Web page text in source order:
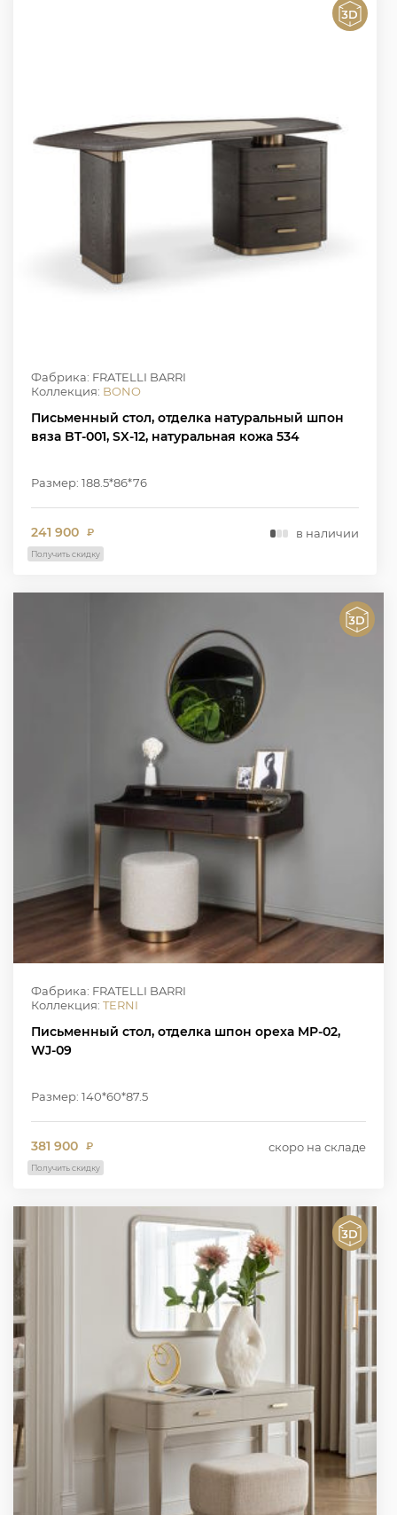
Фабрика: FRATELLI BARRI
Коллекция: BONO
Письменный стол, отделка натуральный шпон
вяза BT-001, SX-12, натуральная кожа 534
Размер: 188.5*86*76
241 900 ₽ в наличии
Получить скидку
Фабрика: FRATELLI BARRI
Коллекция: TERNI
Письменный стол, отделка шпон ореха MP-02,
WJ-09
Размер: 140*60*87.5
381 900 ₽ скоро на складе
Получить скидку